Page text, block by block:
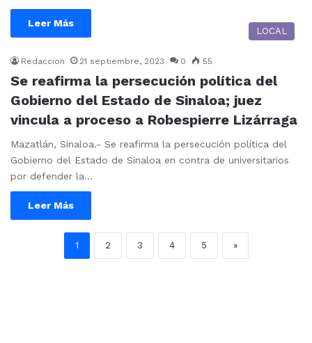
Leer Más
LOCAL
Redaccion 21 septiembre, 2023 0 55
Se reafirma la persecución política del
Gobierno del Estado de Sinaloa; juez
vincula a proceso a Robespierre Lizárraga
Mazatlán, Sinaloa.- Se reafirma la persecución política del
Gobierno del Estado de Sinaloa en contra de universitarios
por defender la…
Leer Más
1 2 3 4 5 »